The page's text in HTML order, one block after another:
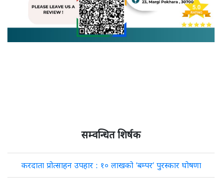
सम्वन्धित शिर्षक
करदाता प्रोत्साहन उपहार : १० लाखको ‘बम्पर’ पुरस्कार घोषणा